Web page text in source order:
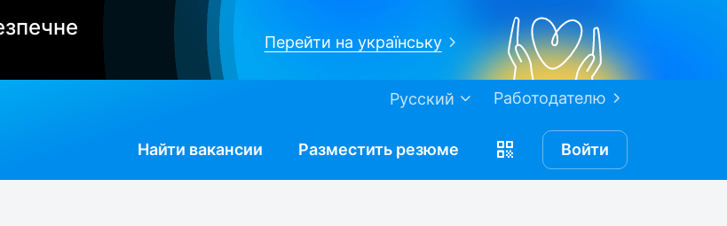
Перейти на українську
Работодателю
Русский
Найти вакансии Разместить резюме Войти